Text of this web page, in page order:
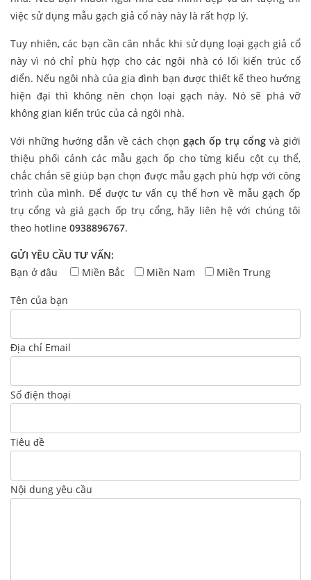
việc sử dụng mẫu gạch giả cổ này này là rất hợp lý.
Tuy nhiên, các bạn cần cân nhắc khi sử dụng loại gạch giả cổ
này vì nó chỉ phù hợp cho các ngôi nhà có lối kiến trúc cổ
điển. Nếu ngôi nhà của gia đình bạn được thiết kế theo hướng
hiện đại thì không nên chọn loại gạch này. Nó sẽ phá vỡ
không gian kiến trúc của cả ngôi nhà.
Với những hướng dẫn về cách chọn gạch ốp trụ cổng và giới
thiệu phối cảnh các mẫu gạch ốp cho từng kiểu cột cụ thể,
chắc chắn sẽ giúp bạn chọn được mẫu gạch phù hợp với công
trình của mình. Để được tư vấn cụ thể hơn về mẫu gạch ốp
trụ cổng và giá gạch ốp trụ cổng, hãy liên hệ với chúng tôi
theo hotline 0938896767.
GỬI YÊU CẦU TƯ VẤN:
Bạn ở đâu
Miền Bắc Miền Nam Miền Trung
Tên của bạn
Địa chỉ Email
Số điện thoại
Tiêu đề
Nội dung yêu cầu